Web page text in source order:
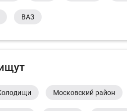
ВАЗ
Московский район